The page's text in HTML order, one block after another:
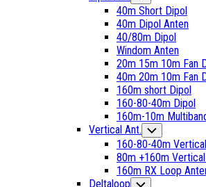
Page
Parent
Child
Menu
40m Short Dipol
40m Dipol Anten
40/80m Dipol
Windom Anten
20m 15m 10m Fan
40m 20m 10m Fan
160m short Dipol
Current
Page:
160-80-40m Dipol
160m-10m
Current
Page
Parent
Vertical Ant. Toggle
Child
Menu
160-80-40m
80m +160m
160m RX Loop
Deltaloop Toggle